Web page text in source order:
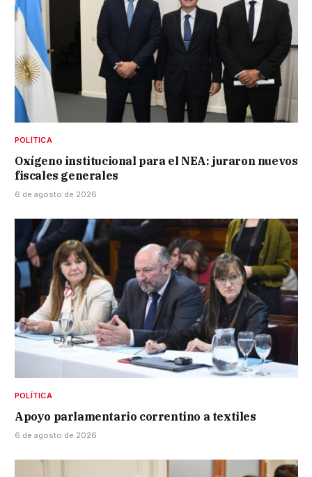
POLÍTICA
Oxígeno institucional para el NEA: juraron nuevos
fiscales generales
6 de agosto de 2026
POLÍTICA
Apoyo parlamentario correntino a textiles
6 de agosto de 2026